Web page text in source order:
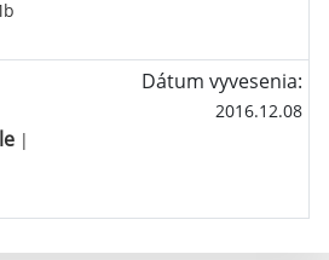
|
Dátum vyvesenia:
2016.12.08